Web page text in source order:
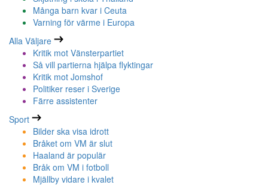
Många barn kvar i Ceuta
Varning för värme i Europa
Alla Väljare
Kritik mot Vänsterpartiet
Så vill partierna hjälpa flyktingar
Kritik mot Jomshof
Politiker reser i Sverige
Färre assistenter
Sport
Bilder ska visa idrott
Bråket om VM är slut
Haaland är populär
Bråk om VM i fotboll
Mjällby vidare i kvalet